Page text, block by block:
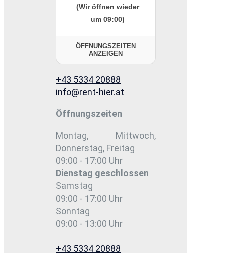
(Wir öffnen wieder
um 09:00)
ÖFFNUNGSZEITEN
ANZEIGEN
+43 5334 20888
info@rent-hier.at
Öffnungszeiten
Montag, Mittwoch,
Donnerstag, Freitag
09:00 - 17:00 Uhr
Dienstag geschlossen
Samstag
09:00 - 17:00 Uhr
Sonntag
09:00 - 13:00 Uhr
+43 5334 20888